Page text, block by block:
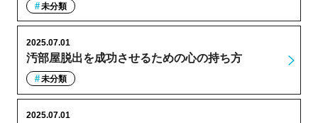
未分類
汚部屋脱出を成功させるための心の持ち方
2025.07.01
未分類
2025.07.01